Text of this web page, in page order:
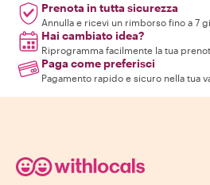
Prenota in tutta sicurezza
Annulla e ricevi un rimborso fino a 7
Hai cambiato idea?
Riprogramma facilmente la tua
Paga come preferisci
Pagamento rapido e sicuro nella tua